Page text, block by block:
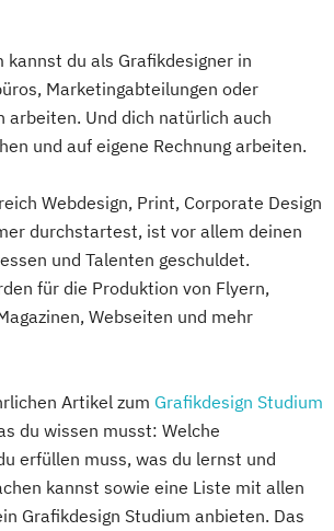
kannst du als Grafikdesigner in
Marketingabteilungen oder
arbeiten. Und dich natürlich auch
und auf eigene Rechnung arbeiten.
Webdesign, Print, Corporate Design
durchstartest, ist vor allem deinen
und Talenten geschuldet.
für die Produktion von Flyern,
Webseiten und mehr
Artikel zum Grafikdesign Studium
du wissen musst: Welche
erfüllen muss, was du lernst und
kannst sowie eine Liste mit allen
Grafikdesign Studium anbieten. Das